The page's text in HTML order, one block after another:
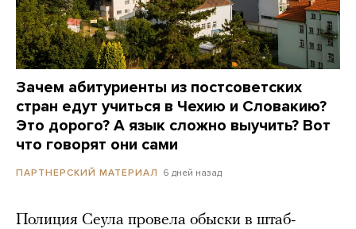
Зачем абитуриенты из постсоветских
стран едут учиться в Чехию и Словакию?
Это дорого? А язык сложно выучить? Вот
что говорят они сами
ПАРТНЕРСКИЙ МАТЕРИАЛ 6 дней назад
Полиция Сеула провела обыски в штаб-